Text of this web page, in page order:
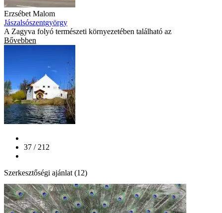
Erzsébet Malom
Jászalsószentgyörgy
A Zagyva folyó ter­mé­szeti kör­nye­ze­té­ben talál­ható az
Bővebben
37 / 212
Szerkesztőségi ajánlat (12)